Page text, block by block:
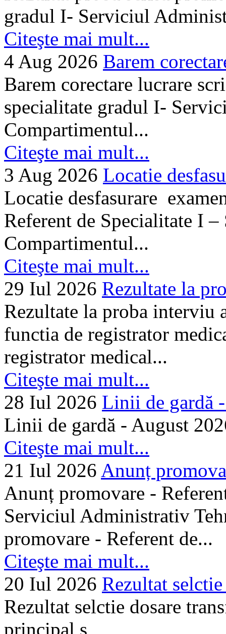
gradul I- Serviciul
Citeşte mai mult...
4 Aug 2026 Barem
Barem corectare lucrare
specialitate gradul I-
Compartimentul...
Citeşte mai mult...
3 Aug 2026 Locatie
Locatie desfasurare
Referent de Specialitate I
Compartimentul...
Citeşte mai mult...
29 Iul 2026 Rezultate la
Rezultate la proba interviu
functia de registrator
registrator medical...
Citeşte mai mult...
28 Iul 2026 Linii de gardă
Linii de gardă - August
Citeşte mai mult...
21 Iul 2026 Anunț
Anunț promovare -
Serviciul Administrativ
promovare - Referent de...
Citeşte mai mult...
20 Iul 2026 Rezultat
Rezultat selctie dosare
principal s